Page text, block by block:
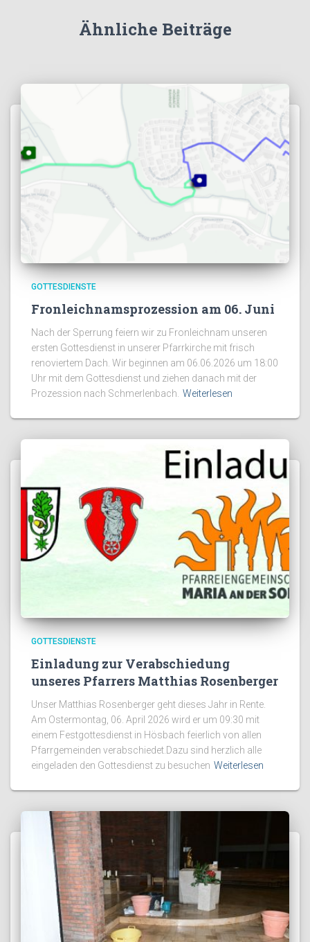
Ähnliche Beiträge
GOTTESDIENSTE
Fronleichnamsprozession am 06. Juni
Nach der Sperrung feiern wir zu Fronleichnam unseren
ersten Gottesdienst in unserer Pfarrkirche mit frisch
renoviertem Dach. Wir beginnen am 06.06.2026 um 18:00
Uhr mit dem Gottesdienst und ziehen danach mit der
Prozession nach Schmerlenbach. Weiterlesen
GOTTESDIENSTE
Einladung zur Verabschiedung
unseres Pfarrers Matthias Rosenberger
Unser Matthias Rosenberger geht dieses Jahr in Rente.
Am Ostermontag, 06. April 2026 wird er um 09:30 mit
einem Festgottesdienst in Hösbach feierlich von allen
Pfarrgemeinden verabschiedet.Dazu sind herzlich alle
eingeladen den Gottesdienst zu besuchen Weiterlesen